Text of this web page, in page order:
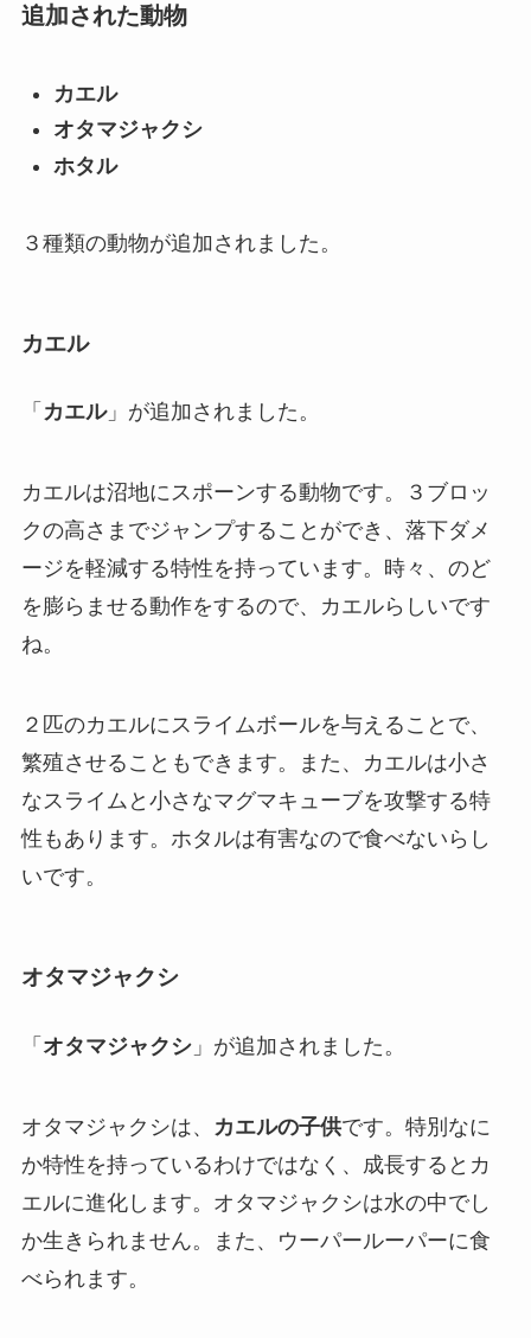
追加された動物
カエル
オタマジャクシ
ホタル
３種類の動物が追加されました。
カエル
「 カエル」が追加されました。
カエルは沼地にスポーンする動物です。３ブロッ
クの高さまでジャンプすることができ、落下ダメ
ージを軽減する特性を持っています。時々、のど
を膨らませる動作をするので、カエルらしいです
ね。
２匹のカエルにスライムボールを与えることで、
繁殖させることもできます。また、カエルは小さ
なスライムと小さなマグマキューブを攻撃する特
性もあります。ホタルは有害なので食べないらし
いです。
オタマジャクシ
「 オタマジャクシ」が追加されました。
オタマジャクシは、 カエルの子供です。特別なに
か特性を持っているわけではなく、成長するとカ
エルに進化します。オタマジャクシは水の中でし
か生きられません。また、ウーパールーパーに食
べられます。